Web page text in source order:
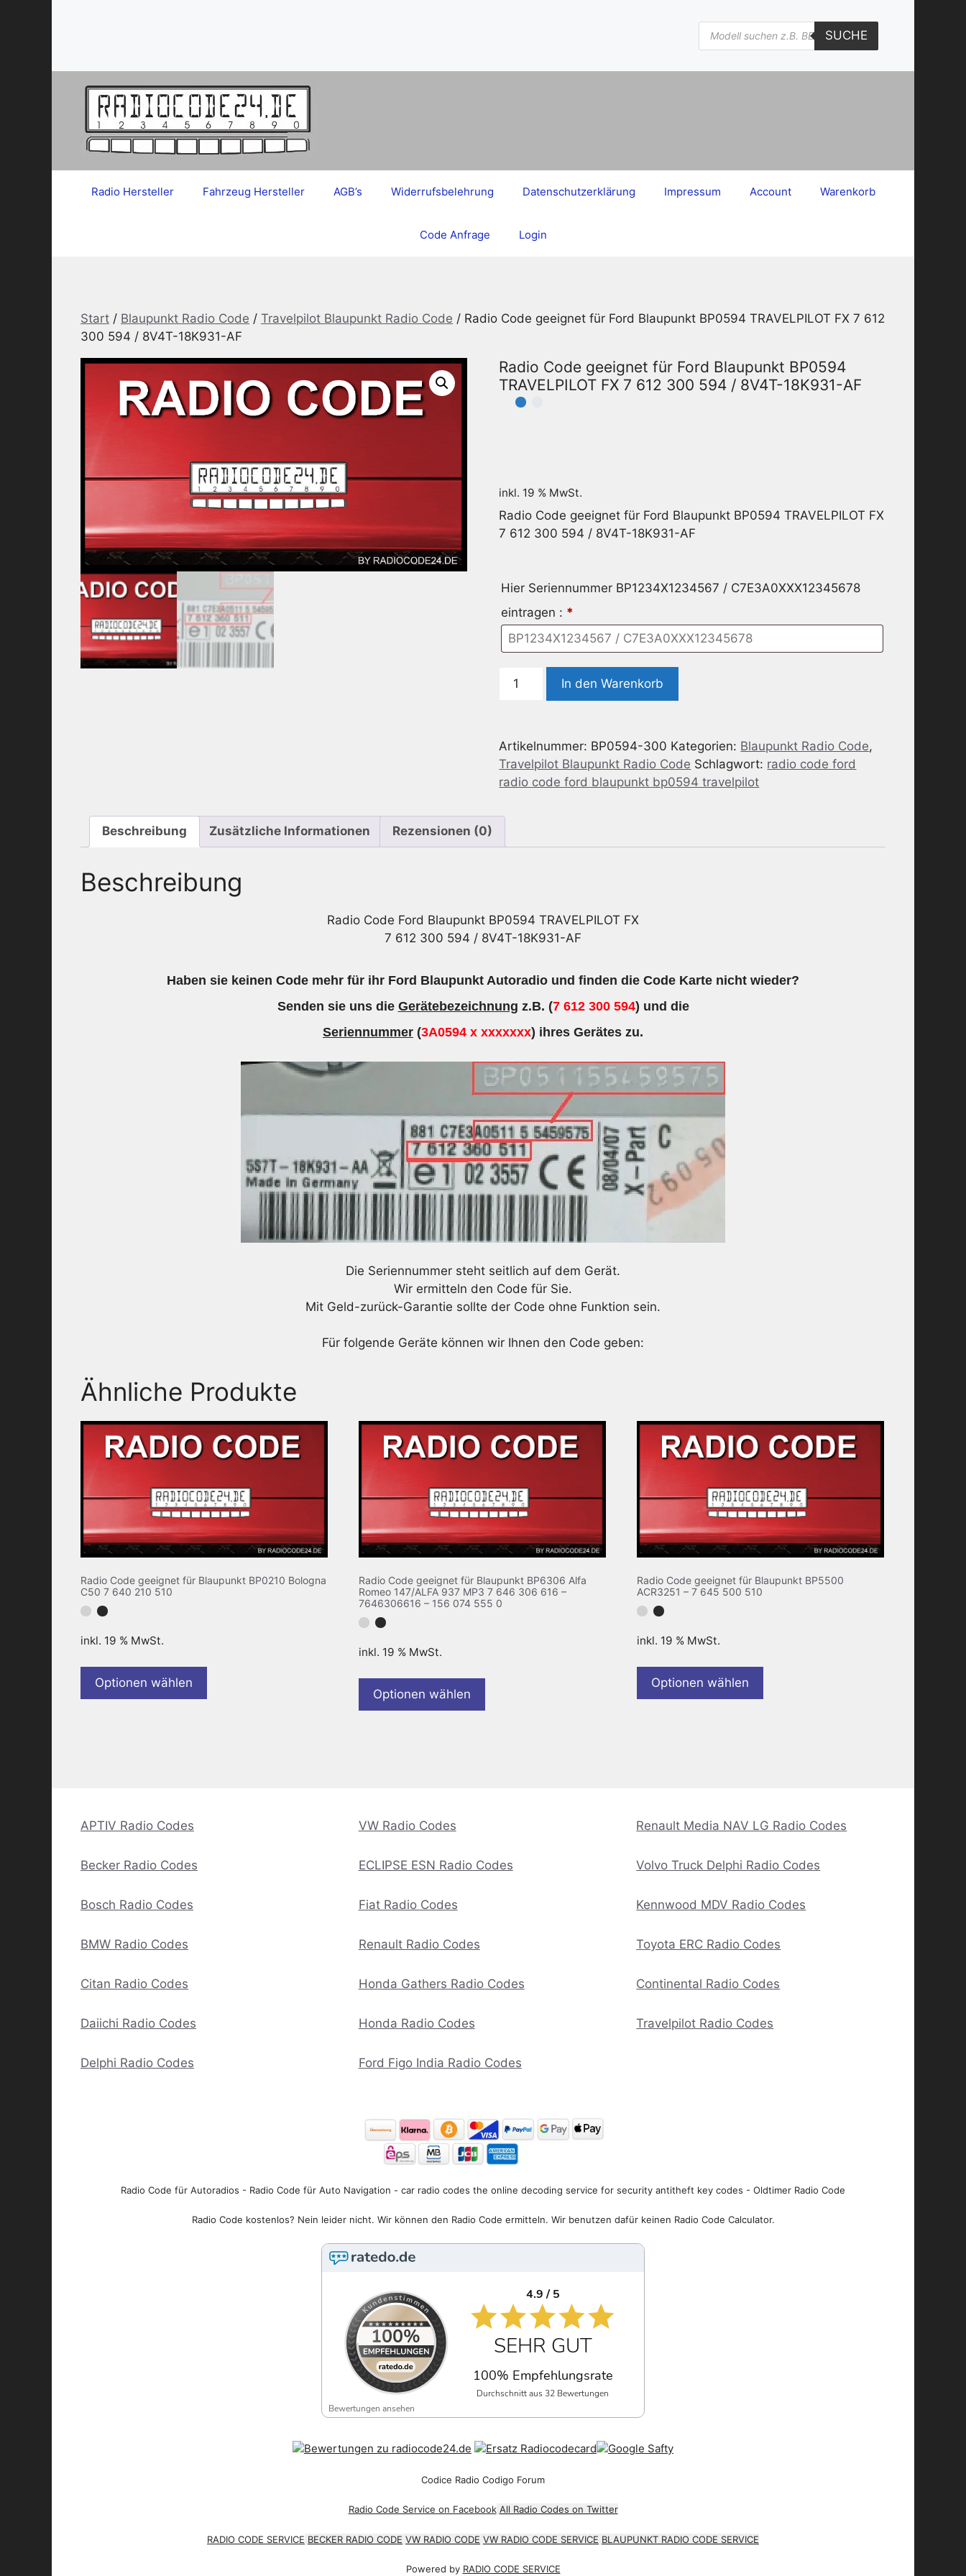
Products
search
SUCHE
Radio Hersteller Fahrzeug Hersteller AGB’s Widerrufsbelehrung Datenschutzerklärung Impressum Account Warenkorb
Code Anfrage Login
Start / Blaupunkt Radio Code / Travelpilot Blaupunkt Radio Code / Radio Code geeignet für Ford Blaupunkt BP0594 TRAVELPILOT FX 7 612
300 594 / 8V4T-18K931-AF
Radio Code geeignet für Ford Blaupunkt BP0594
TRAVELPILOT FX 7 612 300 594 / 8V4T-18K931-AF
inkl. 19 % MwSt.
Radio Code geeignet für Ford Blaupunkt BP0594 TRAVELPILOT FX
7 612 300 594 / 8V4T-18K931-AF
Hier Seriennummer BP1234X1234567 / C7E3A0XXX12345678
eintragen : *
Code
Ford
Blaupunkt
BP0594
FX
8V4T-
18K931-
Menge
In den Warenkorb
Artikelnummer: BP0594-300 Kategorien: Blaupunkt Radio Code,
Travelpilot Blaupunkt Radio Code Schlagwort: radio code ford
radio code ford blaupunkt bp0594 travelpilot
Beschreibung Zusätzliche Informationen Rezensionen (0)
Beschreibung
Radio Code Ford Blaupunkt BP0594 TRAVELPILOT FX
7 612 300 594 / 8V4T-18K931-AF
Haben sie keinen Code mehr für ihr Ford Blaupunkt Autoradio und finden die Code Karte nicht wieder?
Senden sie uns die Gerätebezeichnung z.B. (7 612 300 594) und die
Seriennummer (3A0594 x xxxxxxx) ihres Gerätes zu.
Die Seriennummer steht seitlich auf dem Gerät.
Wir ermitteln den Code für Sie.
Mit Geld-zurück-Garantie sollte der Code ohne Funktion sein.
Für folgende Geräte können wir Ihnen den Code geben:
Ähnliche Produkte
Radio Code geeignet für Blaupunkt BP0210 Bologna
C50 7 640 210 510
inkl. 19 % MwSt.
Optionen wählen
Radio Code geeignet für Blaupunkt BP6306 Alfa
Romeo 147/ALFA 937 MP3 7 646 306 616 –
7646306616 – 156 074 555 0
inkl. 19 % MwSt.
Optionen wählen
Radio Code geeignet für Blaupunkt BP5500
ACR3251 – 7 645 500 510
inkl. 19 % MwSt.
Optionen wählen
APTIV Radio Codes
Becker Radio Codes
Bosch Radio Codes
BMW Radio Codes
Citan Radio Codes
Daiichi Radio Codes
Delphi Radio Codes
VW Radio Codes
ECLIPSE ESN Radio Codes
Fiat Radio Codes
Renault Radio Codes
Honda Gathers Radio Codes
Honda Radio Codes
Ford Figo India Radio Codes
Renault Media NAV LG Radio Codes
Volvo Truck Delphi Radio Codes
Kennwood MDV Radio Codes
Toyota ERC Radio Codes
Continental Radio Codes
Travelpilot Radio Codes
Radio Code für Autoradios - Radio Code für Auto Navigation - car radio codes the online decoding service for security antitheft key codes - Oldtimer Radio Code
Radio Code kostenlos? Nein leider nicht. Wir können den Radio Code ermitteln. Wir benutzen dafür keinen Radio Code Calculator.
4.9 / 5
SEHR GUT
100% Empfehlungsrate
Durchschnitt aus 32 Bewertungen
Bewertungen ansehen
Codice Radio Codigo Forum
Radio Code Service on Facebook All Radio Codes on Twitter
RADIO CODE SERVICE BECKER RADIO CODE VW RADIO CODE VW RADIO CODE SERVICE BLAUPUNKT RADIO CODE SERVICE
Powered by RADIO CODE SERVICE